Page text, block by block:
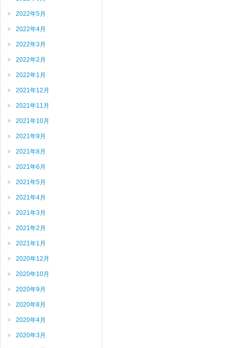
2022年5月
2022年4月
2022年3月
2022年2月
2022年1月
2021年12月
2021年11月
2021年10月
2021年9月
2021年8月
2021年6月
2021年5月
2021年4月
2021年3月
2021年2月
2021年1月
2020年12月
2020年10月
2020年9月
2020年8月
2020年4月
2020年3月